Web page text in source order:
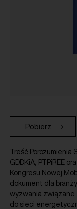
Pobierz
Treść
GDDKiA, PTPiREE
Kongresu Nowej
dokument dla
wyzwania związane
do sieci